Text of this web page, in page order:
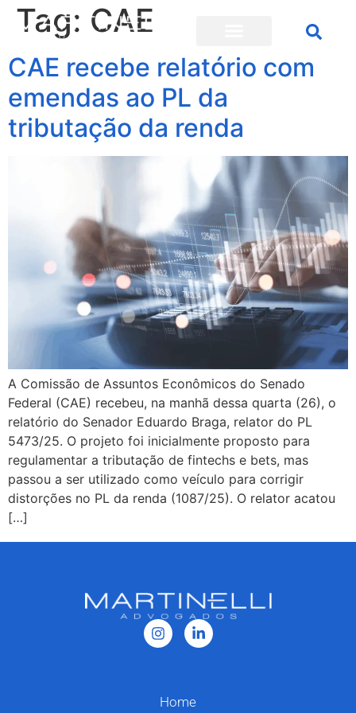
Tag: CAE
CAE recebe relatório com
emendas ao PL da
tributação da renda
A Comissão de Assuntos Econômicos do Senado
Federal (CAE) recebeu, na manhã dessa quarta (26), o
relatório do Senador Eduardo Braga, relator do PL
5473/25. O projeto foi inicialmente proposto para
regulamentar a tributação de fintechs e bets, mas
passou a ser utilizado como veículo para corrigir
distorções no PL da renda (1087/25). O relator acatou
[…]
Home